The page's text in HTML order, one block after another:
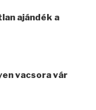
ajándék a
vacsora vár